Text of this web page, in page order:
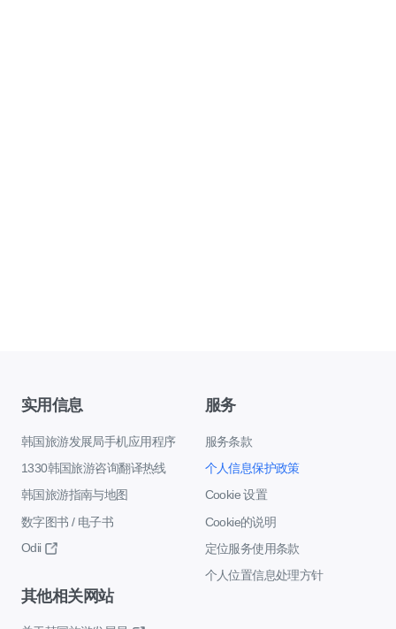
实用信息
韩国旅游发展局手机应用程序
1330韩国旅游咨询翻译热线
韩国旅游指南与地图
数字图书 / 电子书
Odii
服务
服务条款
个人信息保护政策
Cookie 设置
Cookie的说明
定位服务使用条款
个人位置信息处理方针
其他相关网站